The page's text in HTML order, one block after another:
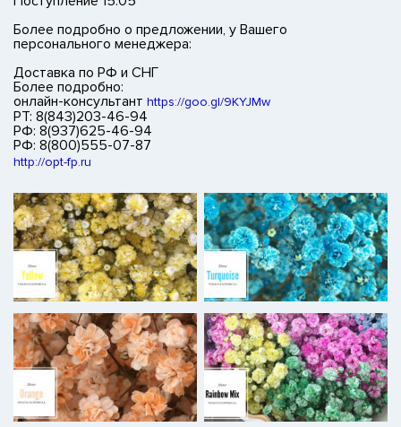
Более подробно о предложении, у Вашего
персонального менеджера:
Доставка по РФ и СНГ
Более подробно:
онлайн-консультант https://goo.gl/9KYJMw
РТ: 8(843)203-46-94
РФ: 8(937)625-46-94
РФ: 8(800)555-07-87
http://opt-fp.ru